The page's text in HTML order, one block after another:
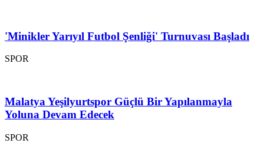
'Minikler Yarıyıl Futbol Şenliği' Turnuvası Başladı
SPOR
Malatya Yeşilyurtspor Güçlü Bir Yapılanmayla
Yoluna Devam Edecek
SPOR